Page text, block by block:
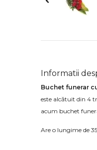
Informatii
Buchet funerar
este alcătuit din 4
acum buchet
Are o lungime de